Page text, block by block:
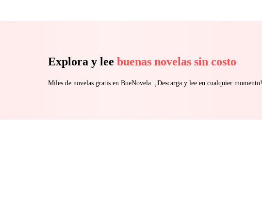
Explora y lee buenas novelas sin costo
Miles de novelas gratis en BueNovela. ¡Descarga y lee en cualquier momento!